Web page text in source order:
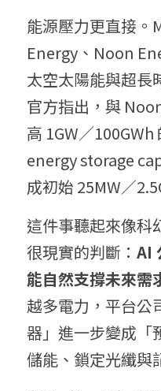
能源壓力更直接。
Energy、Noon
太空太陽能與超長
官方指出，與
高 1GW／
energy storage
成初始 25MW／
這件事聽起來像科
很現實的判斷： AI
能自然支撐未來需
越多電力，平台公
器」進一步變成「
儲能、鎖定光纖與